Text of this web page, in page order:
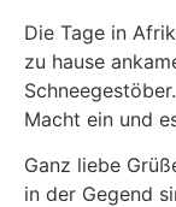
Die Tage in
zu hause
Macht ein und
Ganz liebe
in der Gegend